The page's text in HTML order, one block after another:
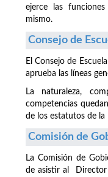
ejerce las
mismo.
Consejo de
El Consejo de
aprueba las líneas
La naturaleza,
competencias
de los estatutos de la
Comisión de
La Comisión de
de asistir al Director